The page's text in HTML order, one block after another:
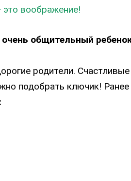
воображение!
общительный
родители.
подобрать ключик!